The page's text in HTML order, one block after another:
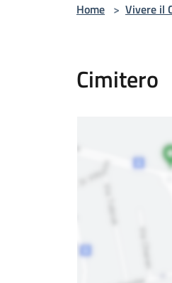
Home > Vivere il
Cimitero